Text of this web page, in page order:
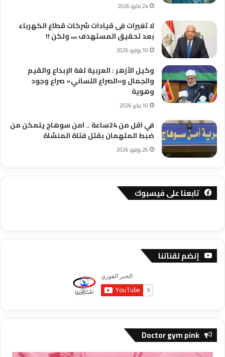
24 مايو، 2026
لا تغيرات فى قيادات شركات قطاع الكهرباء
بعد تحقيق المستهدف ،،،، ولكن !!
10 يوليو، 2026
وكيل الأزهر : العربية لغة الإبداع والقيم
والجمال و«الصراع اللساني» صراع وجود
وهوية
10 يناير، 2026
في اقل من 24ساعة .. امن سوهاج يتمكن من
ضبط المتهمان بقتل فتاة المنشاة
26 يوليو، 2026
تابعنا على فيسبوك
إنضم لقناتنا
Doctor gym pink